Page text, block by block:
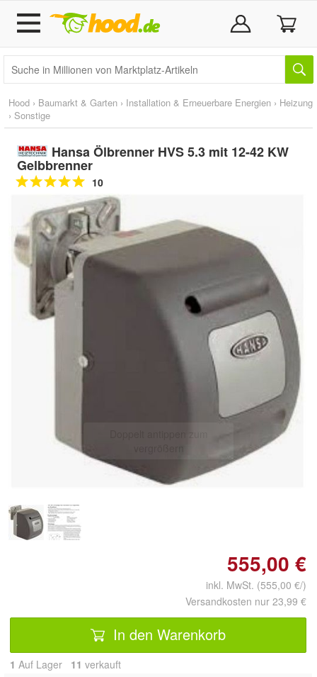
Hood › Baumarkt & Garten › Installation & Erneuerbare Energien › Heizung
› Sonstige
Hansa Ölbrenner HVS 5.3 mit 12-42 KW
Gelbbrenner
10
555,00 €
inkl. MwSt. (555,00 €/)
Versandkosten nur 23,99 €
In den Warenkorb
1 Auf Lager 11 verkauft